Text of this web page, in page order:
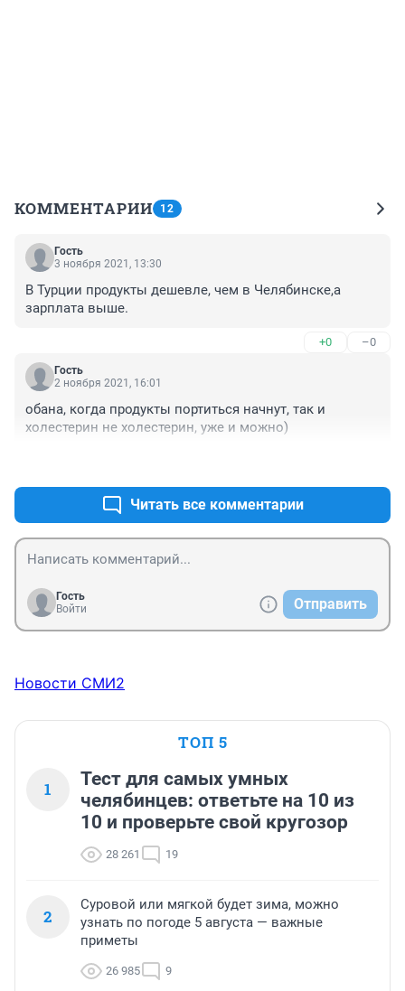
КОММЕНТАРИИ 12
Гость
3 ноября 2021, 13:30
В Турции продукты дешевле, чем в Челябинске,а
зарплата выше.
+0 –0
Гость
2 ноября 2021, 16:01
обана, когда продукты портиться начнут, так и
холестерин не холестерин, уже и можно)
Читать все комментарии
Гость
Войти
Отправить
Новости СМИ2
ТОП 5
1
Тест для самых умных
челябинцев: ответьте на 10 из
10 и проверьте свой кругозор
28 261 19
2
Суровой или мягкой будет зима, можно
узнать по погоде 5 августа — важные
приметы
26 985 9